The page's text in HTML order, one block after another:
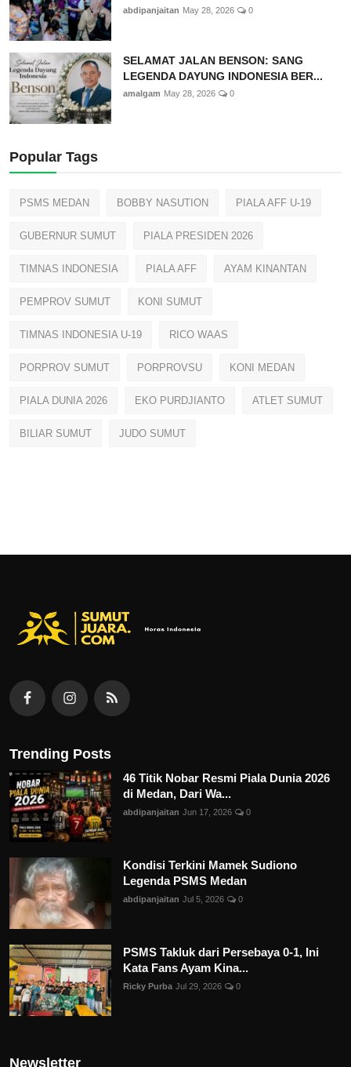
abdipanjaitan May 28, 2026 0
SELAMAT JALAN BENSON: SANG
LEGENDA DAYUNG INDONESIA BER...
amalgam May 28, 2026 0
Popular Tags
PSMS MEDAN BOBBY NASUTION PIALA AFF U-19
GUBERNUR SUMUT PIALA PRESIDEN 2026
TIMNAS INDONESIA PIALA AFF AYAM KINANTAN
PEMPROV SUMUT KONI SUMUT
TIMNAS INDONESIA U-19 RICO WAAS
PORPROV SUMUT PORPROVSU KONI MEDAN
PIALA DUNIA 2026 EKO PURDJIANTO ATLET SUMUT
BILIAR SUMUT JUDO SUMUT
Trending Posts
46 Titik Nobar Resmi Piala Dunia 2026
di Medan, Dari Wa...
abdipanjaitan Jun 17, 2026 0
Kondisi Terkini Mamek Sudiono
Legenda PSMS Medan
abdipanjaitan Jul 5, 2026 0
PSMS Takluk dari Persebaya 0-1, Ini
Kata Fans Ayam Kina...
Ricky Purba Jul 29, 2026 0
Newsletter